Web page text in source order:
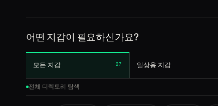
어떤 지갑이 필요하신가요?
모든 지갑 27 일상용 지갑
전체 디렉토리 탐색